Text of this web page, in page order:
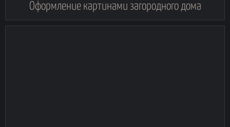
Оформление картинами загородного дома